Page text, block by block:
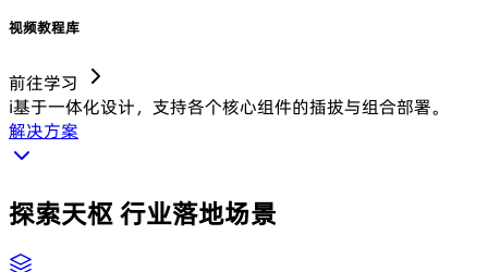
视频教程库
前往学习
i基于一体化设计，支持各个核心组件的插拔与组合部署。
解决方案
探索天枢行业落地场景